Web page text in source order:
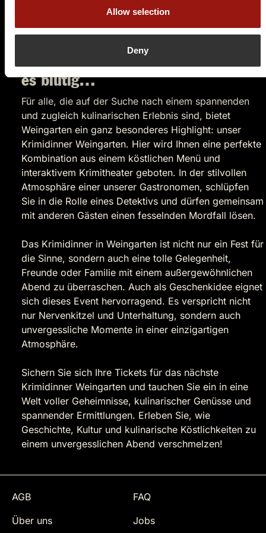
Allow selection
Deny
kulturelles Angebot, darunter Konzerte,
ganze Jahr über für Unterhaltung sorgen.
Beim Krimidinner Weingarten wird
es blutig…
Für alle, die auf der Suche nach einem spannenden
und zugleich kulinarischen Erlebnis sind, bietet
Weingarten ein ganz besonderes Highlight: unser
Krimidinner Weingarten. Hier wird Ihnen eine perfekte
Kombination aus einem köstlichen Menü und
interaktivem Krimitheater geboten. In der stilvollen
Atmosphäre einer unserer Gastronomen, schlüpfen
Sie in die Rolle eines Detektivs und dürfen gemeinsam
mit anderen Gästen einen fesselnden Mordfall lösen.
Das Krimidinner in Weingarten ist nicht nur ein Fest für
die Sinne, sondern auch eine tolle Gelegenheit,
Freunde oder Familie mit einem außergewöhnlichen
Abend zu überraschen. Auch als Geschenkidee eignet
sich dieses Event hervorragend. Es verspricht nicht
nur Nervenkitzel und Unterhaltung, sondern auch
unvergessliche Momente in einer einzigartigen
Atmosphäre.
Sichern Sie sich Ihre Tickets für das nächste
Krimidinner Weingarten und tauchen Sie ein in eine
Welt voller Geheimnisse, kulinarischer Genüsse und
spannender Ermittlungen. Erleben Sie, wie
Geschichte, Kultur und kulinarische Köstlichkeiten zu
einem unvergesslichen Abend verschmelzen!
AGB
FAQ
Über uns
Jobs